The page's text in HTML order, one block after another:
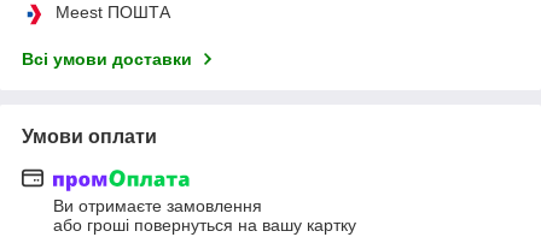
Meest ПОШТА
Всі умови доставки
Умови оплати
Ви отримаєте замовлення
або гроші повернуться на вашу картку